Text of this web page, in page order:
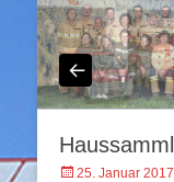
Veröffentlicht
25. Januar 2017